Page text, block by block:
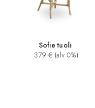
Sofie tuoli
379 € (alv 0%)